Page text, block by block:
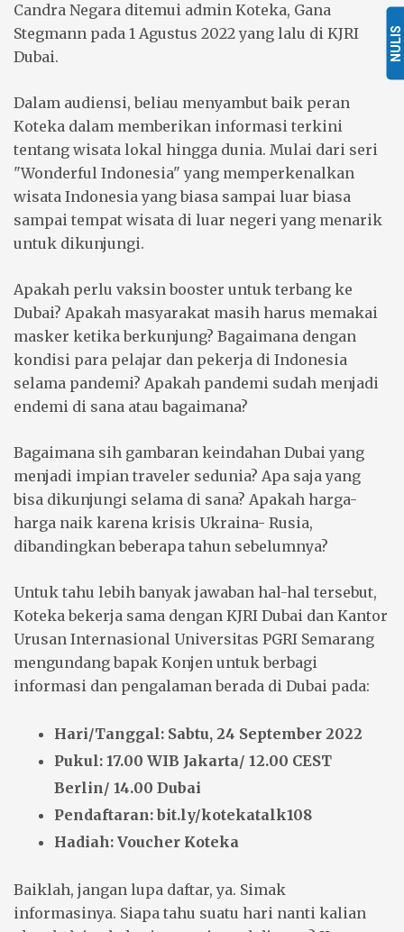
Candra Negara ditemui admin Koteka, Gana
Stegmann pada 1 Agustus 2022 yang lalu di KJRI
Dubai.
Dalam audiensi, beliau menyambut baik peran
Koteka dalam memberikan informasi terkini
tentang wisata lokal hingga dunia. Mulai dari seri
"Wonderful Indonesia" yang memperkenalkan
wisata Indonesia yang biasa sampai luar biasa
sampai tempat wisata di luar negeri yang menarik
untuk dikunjungi.
Apakah perlu vaksin booster untuk terbang ke
Dubai? Apakah masyarakat masih harus memakai
masker ketika berkunjung? Bagaimana dengan
kondisi para pelajar dan pekerja di Indonesia
selama pandemi? Apakah pandemi sudah menjadi
endemi di sana atau bagaimana?
Bagaimana sih gambaran keindahan Dubai yang
menjadi impian traveler sedunia? Apa saja yang
bisa dikunjungi selama di sana? Apakah harga-
harga naik karena krisis Ukraina- Rusia,
dibandingkan beberapa tahun sebelumnya?
Untuk tahu lebih banyak jawaban hal-hal tersebut,
Koteka bekerja sama dengan KJRI Dubai dan Kantor
Urusan Internasional Universitas PGRI Semarang
mengundang bapak Konjen untuk berbagi
informasi dan pengalaman berada di Dubai pada:
Hari/Tanggal: Sabtu, 24 September 2022
Pukul: 17.00 WIB Jakarta/ 12.00 CEST
Berlin/ 14.00 Dubai
Pendaftaran: bit.ly/kotekatalk108
Hadiah: Voucher Koteka
Baiklah, jangan lupa daftar, ya. Simak
informasinya. Siapa tahu suatu hari nanti kalian
NULIS